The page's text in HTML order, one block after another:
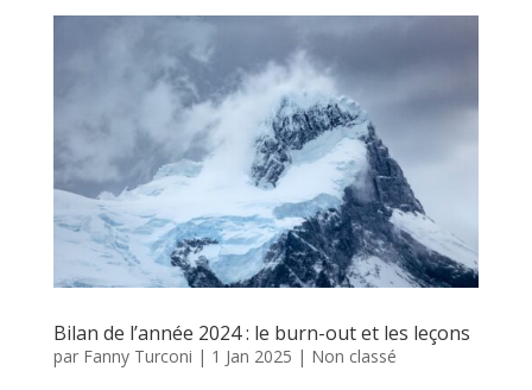
Bilan de l’année 2024 : le burn-out et les leçons
par Fanny Turconi | 1 Jan 2025 | Non classé